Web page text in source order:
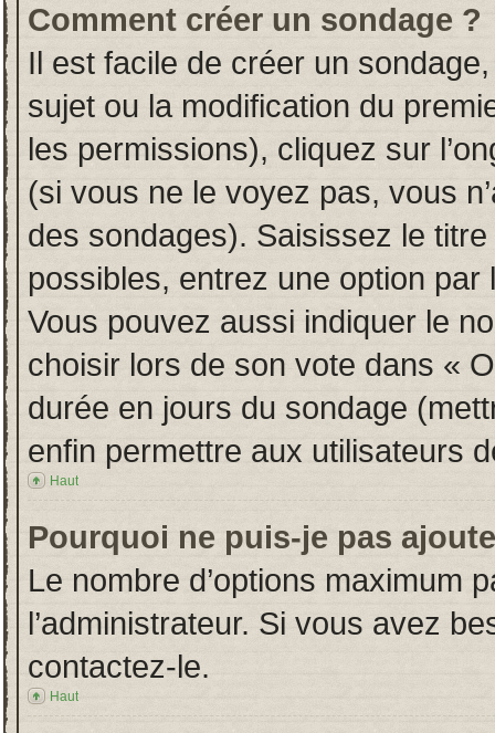
Comment créer un sondage ?
Il est facile de créer un
sujet ou la modification du
les permissions), cliquez sur
(si vous ne le voyez pas, vous
des sondages). Saisissez le
possibles, entrez une option
Vous pouvez aussi indiquer le
choisir lors de son vote dans «
durée en jours du sondage
enfin permettre aux utilisateurs
Haut
Pourquoi ne puis-je pas
Le nombre d’options maximum
l’administrateur. Si vous avez
contactez-le.
Haut